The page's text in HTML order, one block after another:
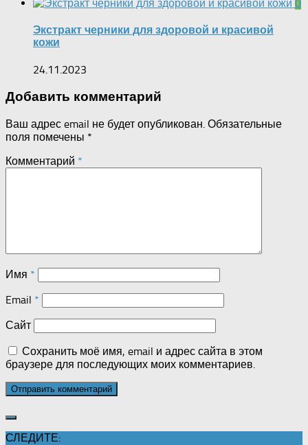
0
Экстракт черники для здоровой и красивой
кожи
24.11.2023
Добавить комментарий
Ваш адрес email не будет опубликован. Обязательные
поля помечены *
Комментарий *
Имя *
Email *
Сайт
Сохранить моё имя, email и адрес сайта в этом
браузере для последующих моих комментариев.
СЛЕДИТЕ: